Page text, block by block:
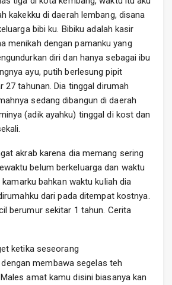
kakekku di daerah lembang, disana
bibi ku. Bibiku adalah kasir
menikah dengan pamanku yang
diri dan hanya sebagai ibu
ayu, putih berlesung pipit
27 tahunan. Dia tinggal dirumah
sedang dibangun di daerah
(adik ayahku) tinggal di kost dan
akrab karena dia memang sering
belum berkeluarga dan waktu
bahkan waktu kuliah dia
dari pada ditempat kostnya.
berumur sekitar 1 tahun. Cerita
ketika seseorang
membawa segelas teh
amat kamu disini biasanya kan